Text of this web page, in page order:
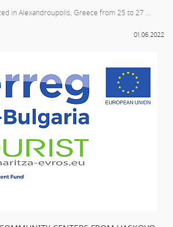
in Alexandroupolis, Greece from 25 to 27 ...
01.06.2022